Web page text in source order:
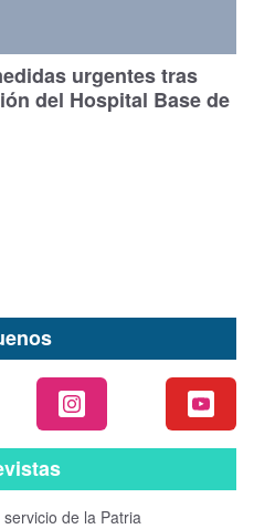
urgentes tras
del Hospital Base de
de la Patria